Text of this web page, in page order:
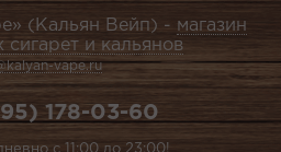
(Кальян Вейп) - магазин
сигарет и кальянов
vape.ru
178-03-60
с 11:00 до 23:00!